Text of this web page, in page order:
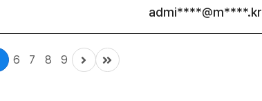
admi****@m****.kr
6 7 8 9